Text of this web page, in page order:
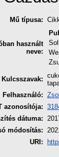
Mű típusa:
használt
neve:
Kulcsszavak:
Felhasználó:
azonosítója:
dátuma:
módosítás:
URI: